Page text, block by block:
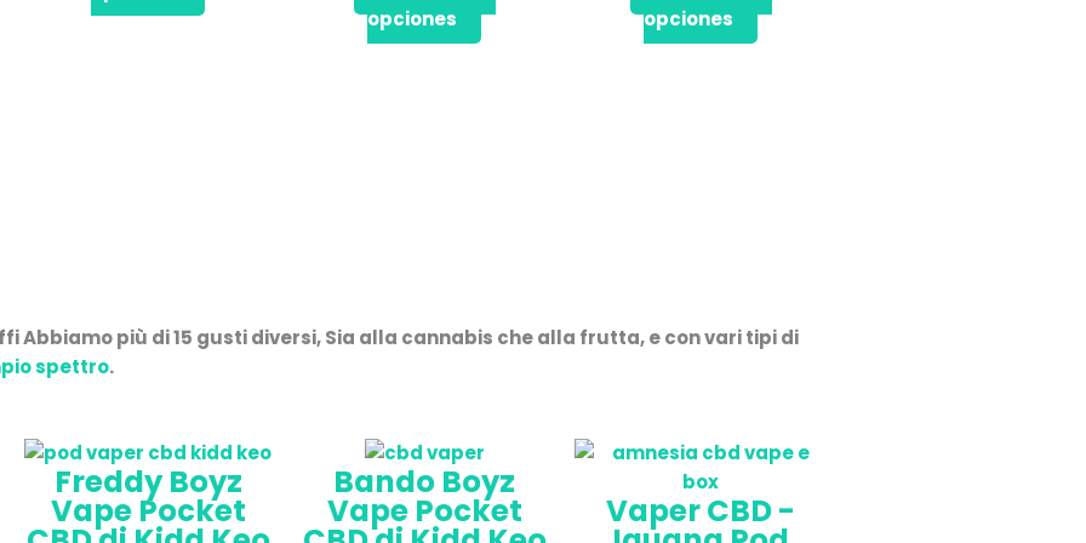
nella
opciones
nella
pagina
opciones
nella
pagina
Abbiamopiù di 15 gusti diversi, Sia alla cannabis che alla frutta, e con vari tipi di
spettro.
Freddy Boyz
Vape Pocket
Bando Boyz
Vape Pocket Vaper CBD -